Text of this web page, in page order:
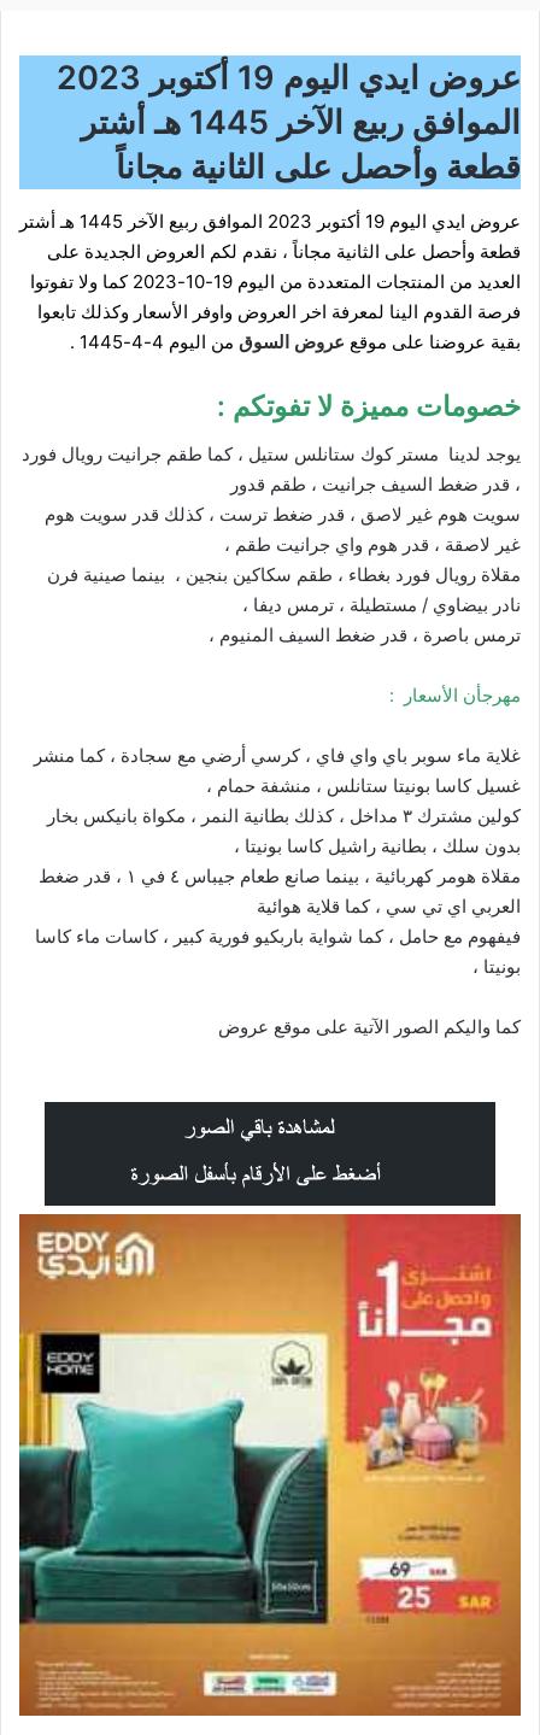
عروض ايدي اليوم 19 أكتوبر 2023
الموافق ربيع الآخر 1445 هـ أشتر
قطعة وأحصل على الثانية مجاناً
عروض ايدي اليوم 19 أكتوبر 2023 الموافق ربيع الآخر 1445 هـ أشتر
قطعة وأحصل على الثانية مجاناً ، نقدم لكم العروض الجديدة على
العديد من المنتجات المتعددة من اليوم 19-10-2023 كما ولا تفوتوا
فرصة القدوم الينا لمعرفة اخر العروض واوفر الأسعار وكذلك تابعوا
بقية عروضنا على موقع عروض السوق من اليوم 4-4-1445 .
خصومات مميزة لا تفوتكم :
يوجد لدينا مستر كوك ستانلس ستيل ، كما طقم جرانيت رويال فورد
، قدر ضغط السيف جرانيت ، طقم قدور
سويت هوم غير لاصق ، قدر ضغط ترست ، كذلك قدر سويت هوم
غير لاصقة ، قدر هوم واي جرانيت طقم ،
مقلاة رويال فورد بغطاء ، طقم سكاكين بنجين ، بينما صينية فرن
نادر بيضاوي / مستطيلة ، ترمس ديفا ،
ترمس باصرة ، قدر ضغط السيف المنيوم ،
مهرجأن الأسعار :
غلاية ماء سوبر باي واي فاي ، كرسي أرضي مع سجادة ، كما منشر
غسيل كاسا بونيتا ستانلس ، منشفة حمام ،
كولين مشترك ٣ مداخل ، كذلك بطانية النمر ، مكواة بانيكس بخار
بدون سلك ، بطانية راشيل كاسا بونيتا ،
مقلاة هومر كهربائية ، بينما صانع طعام جيباس ٤ في ١ ، قدر ضغط
العربي اي تي سي ، كما قلاية هوائية
فيفهوم مع حامل ، كما شواية باربكيو فورية كبير ، كاسات ماء كاسا
بونيتا ،
كما واليكم الصور الآتية على موقع عروض